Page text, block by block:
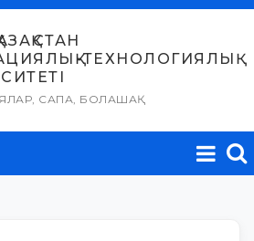
ТЕХНОЛОГИЯЛЫҚ
САПА, БОЛАШАҚ